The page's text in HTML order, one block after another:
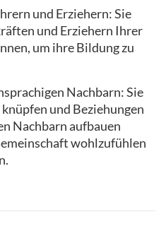
und Erziehern: Sie
und Erziehern Ihrer
um ihre Bildung zu
Nachbarn: Sie
und Beziehungen
Nachbarn aufbauen
wohlzufühlen